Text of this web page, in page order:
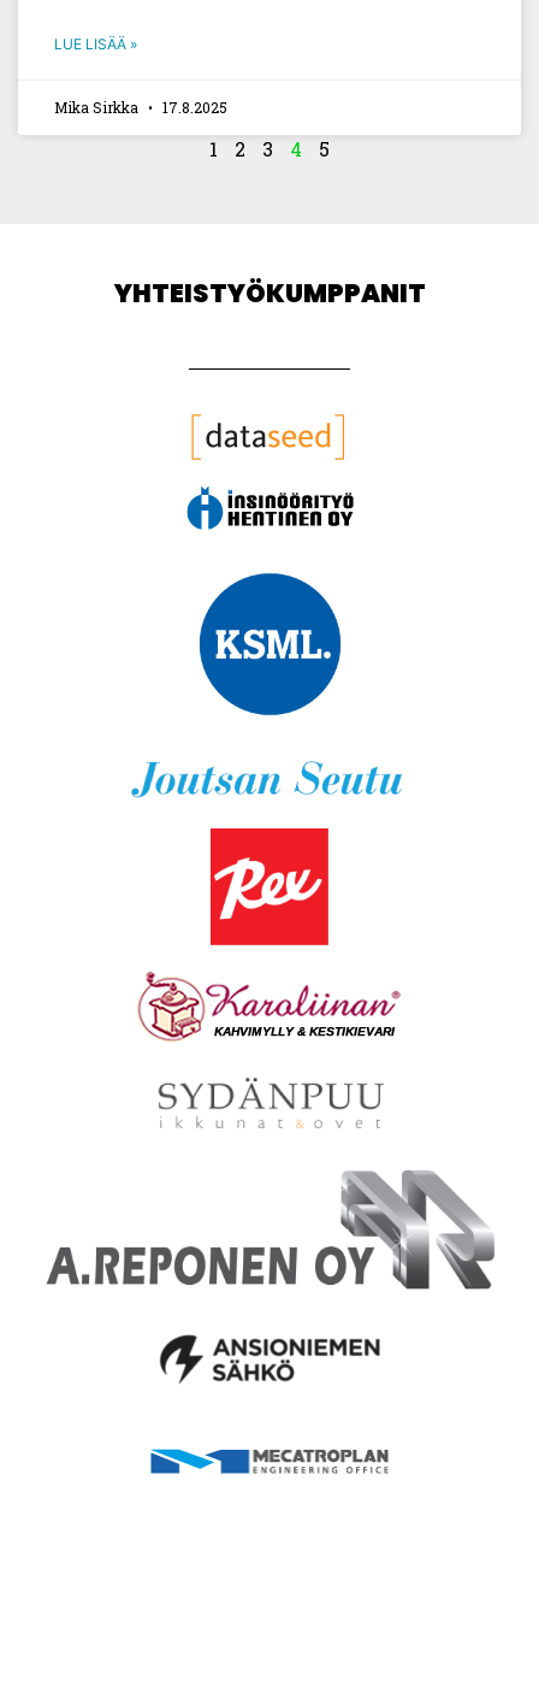
LUE LISÄÄ »
Mika Sirkka 17.8.2025
1 2 3 4 5
YHTEISTYÖKUMPPANIT